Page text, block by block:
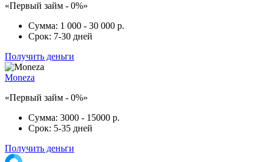
«Первый займ - 0%»
Сумма: 1 000 - 30 000 р.
Срок: 7-30 дней
Получить деньги
Moneza
«Первый займ - 0%»
Сумма: 3000 - 15000 р.
Срок: 5-35 дней
Получить деньги